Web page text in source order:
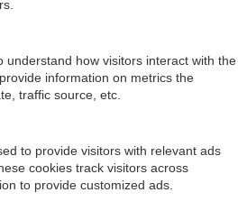
understand how visitors interact with the
information on metrics the
traffic source, etc.
to provide visitors with relevant ads
cookies track visitors across
to provide customized ads.